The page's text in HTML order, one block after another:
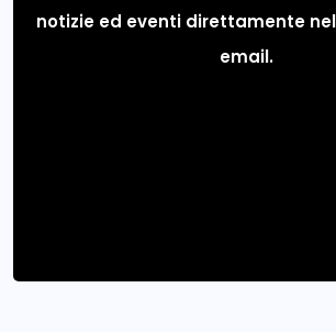
notizie ed eventi direttamente
email.